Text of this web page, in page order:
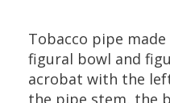
Tobacco pipe made
figural bowl and
acrobat with the
the pipe stem, the